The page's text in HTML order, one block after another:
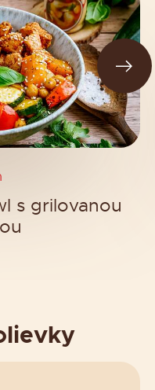
s grilovanou